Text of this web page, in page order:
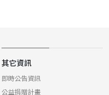
其它資訊
即時公告資訊
公益捐贈計畫